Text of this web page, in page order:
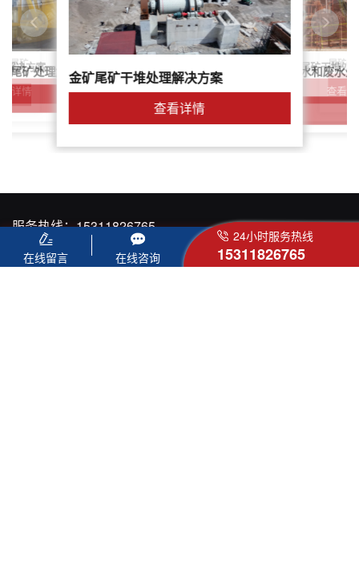
尾矿
解决方案
详情
尾矿处理解决方案简介金矿尾矿干堆处理解决方案
查看详情
鑫海尾矿处理系统：尾矿水和废水
解决方案
针对稀土尾矿干堆处
查看
尾矿干
服务热线：15311826765
网 址：https://www.agitatorprice.com.cn/
在线留言 在线咨询
24小时服务热线
15311826765